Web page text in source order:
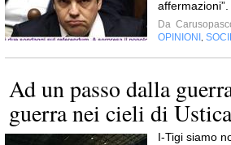
affermazioni”.
Da
OPINIONI
Ad un passo dalla
guerra nei cieli di Ustica
I-Tigi siamo